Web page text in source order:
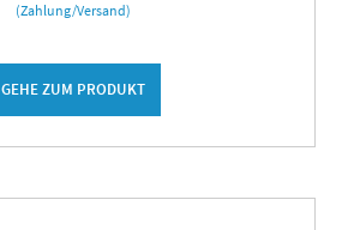
(Zahlung/Versand)
GEHE ZUM PRODUKT